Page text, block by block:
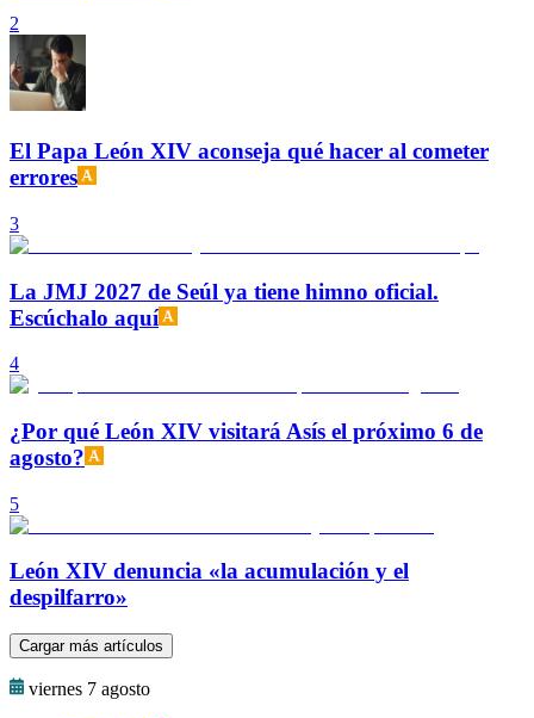
2
El Papa León XIV aconseja qué hacer al cometer
errores
3
La JMJ 2027 de Seúl ya tiene himno oficial.
Escúchalo aquí
4
¿Por qué León XIV visitará Asís el próximo 6 de
agosto?
5
León XIV denuncia «la acumulación y el
despilfarro»
Cargar más artículos
viernes 7 agosto